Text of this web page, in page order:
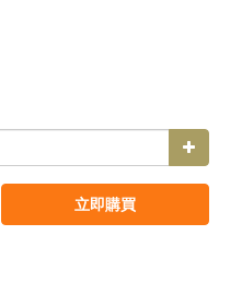
立即購買